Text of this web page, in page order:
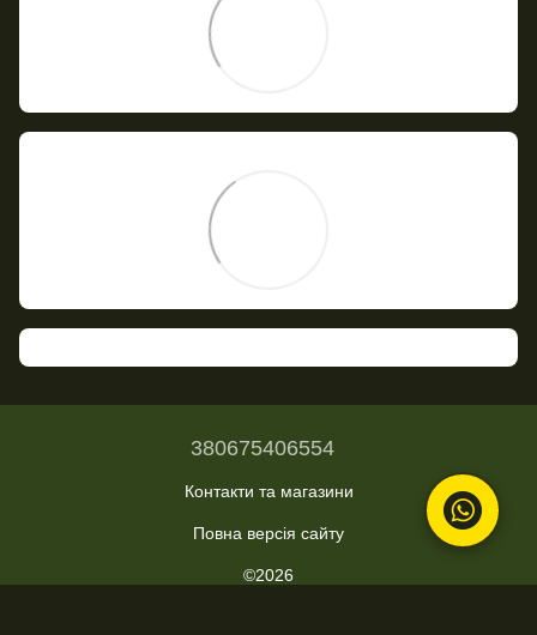
380675406554
Контакти та магазини
Повна версія сайту
©2026